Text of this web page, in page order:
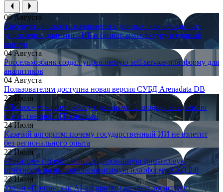
06 Августа
Киберустойчивость начинается с данных: как объединить
управление данными, ИБ и бизнес-архитектуру в единый
контур
04 Августа
Россельхозбанк создал управляемую self-service-платформу для
аналитиков
04 Августа
Пользователям доступна новая версия СУБД Arenadata DB
27 Июля
«Полюс» ускоряет работу с данными благодаря внедрению
отечественной ИТ-системы
24 Июля
Казачий алгоритм: почему государственный ИИ не взлетит
без регионального опыта
22 Июля
«Росатом» перевёл консолидированную финансовую
отчётность на импортонезависимую платформу КХД 2.0
22 Июля
Умная «Почта»: как AI-алгоритмы меняют логистику